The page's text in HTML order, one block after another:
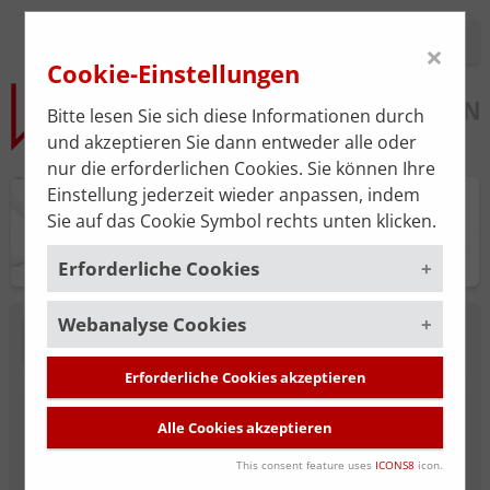
Praxisplan
NEUE SUCHE
MITGLIED DER ÄRZTEKAMMER FÜR
×
Cookie-Einstellungen
Bitte lesen Sie sich diese Informationen durch
und akzeptieren Sie dann entweder alle oder
nur die erforderlichen Cookies. Sie können Ihre
Einstellung jederzeit wieder anpassen, indem
Sie auf das Cookie Symbol rechts unten klicken.
Erforderliche Cookies
Um die korrekte Funktion der Website zu
gewährleisten, müssen gewisse Cookies
gesetzt werden. Diese erforderlichen
Cookies sind immer aktiviert.
Cookies, die für die allgemeine
Funktionalität der Website erforderlich
Webanalyse Cookies
Um unsere Serviceleistung stätig zu
verbessern, verwenden wir das
Webanalyse-ToolMatomo. Die
Datenerhebung ist standardmäßig
Erforderliche Cookies akzeptieren
Alle Cookies akzeptieren
This consent feature uses ICONS8icon.